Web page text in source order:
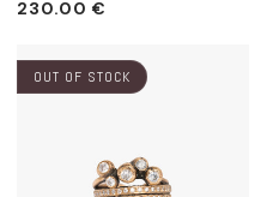
Prezzo
listino
230.00 €
OUT OF STOCK